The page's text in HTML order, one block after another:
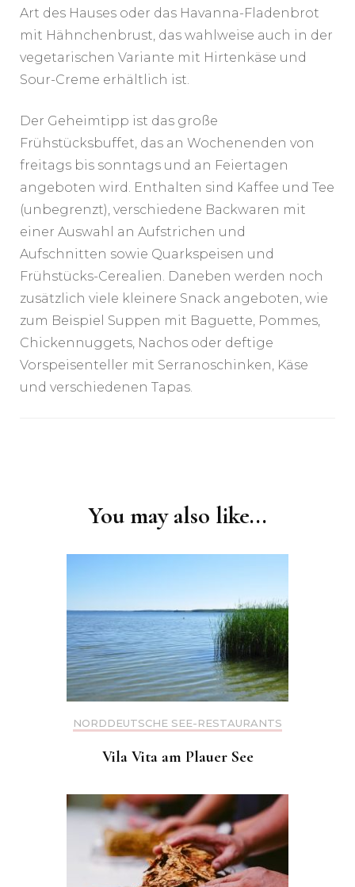
Art des Hauses oder das Havanna-Fladenbrot
mit Hähnchenbrust, das wahlweise auch in der
vegetarischen Variante mit Hirtenkäse und
Sour-Creme erhältlich ist.
Der Geheimtipp ist das große
Frühstücksbuffet, das an Wochenenden von
freitags bis sonntags und an Feiertagen
angeboten wird. Enthalten sind Kaffee und Tee
(unbegrenzt), verschiedene Backwaren mit
einer Auswahl an Aufstrichen und
Aufschnitten sowie Quarkspeisen und
Frühstücks-Cerealien. Daneben werden noch
zusätzlich viele kleinere Snack angeboten, wie
zum Beispiel Suppen mit Baguette, Pommes,
Chickennuggets, Nachos oder deftige
Vorspeisenteller mit Serranoschinken, Käse
und verschiedenen Tapas.
You may also like...
NORDDEUTSCHE SEE-RESTAURANTS
Vila Vita am Plauer See